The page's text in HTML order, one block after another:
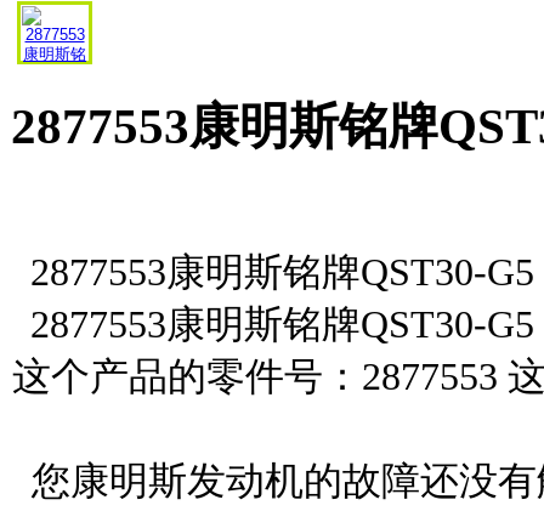
2877553康明斯铭牌
2877553康明斯铭牌QST30-
2877553康明斯铭牌QST30-
这个产品的零件号：2877553
您康明斯发动机的故障还没